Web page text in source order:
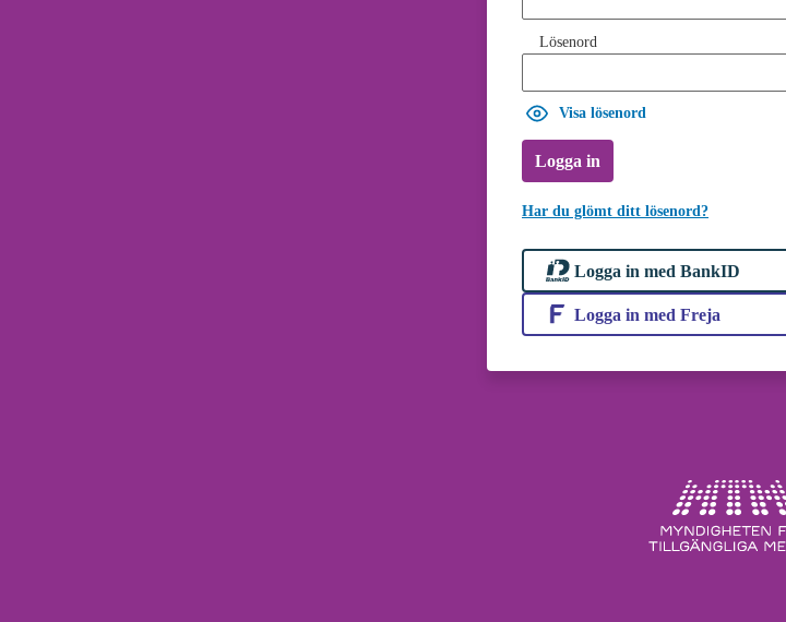
Lösenord
Visa lösenord
Logga in
Har du glömt ditt lösenord?
Logga in med BankID
Logga in med Freja